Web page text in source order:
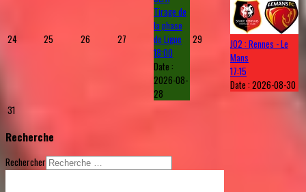
24 25 26 27
Tirage de
la phase
de Ligue
18:00
Date :
2026-08-
28
29
J02 : Rennes - Le
Mans
17:15
Date :2026-08-30
31
Recherche
Rechercher